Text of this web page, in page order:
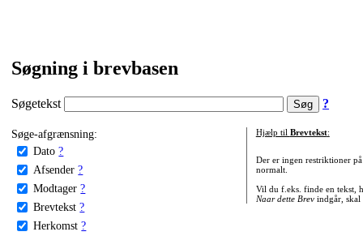
Søgning i brevbasen
Søgetekst ?
Søge-afgrænsning:
Dato ?
Afsender ?
Modtager ?
Brevtekst ?
Herkomst ?
Hjælp til Brevtekst:
Der er ingen restriktioner
normalt.
Vil du f.eks. finde en tekst,
Naar dette Brevindgår, skal